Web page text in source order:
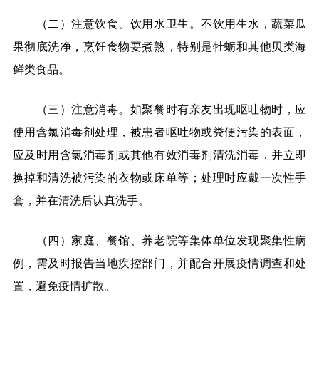
（二）注意饮食、饮用水卫生。不饮用生水，蔬菜瓜
果彻底洗净，烹饪食物要煮熟，特别是牡蛎和其他贝类海
鲜类食品。
（三）注意消毒。如聚餐时有亲友出现呕吐物时，应
使用含氯消毒剂处理，被患者呕吐物或粪便污染的表面，
应及时用含氯消毒剂或其他有效消毒剂清洗消毒，并立即
换掉和清洗被污染的衣物或床单等；处理时应戴一次性手
套，并在清洗后认真洗手。
（四）家庭、餐馆、养老院等集体单位发现聚集性病
例，需及时报告当地疾控部门，并配合开展疫情调查和处
置，避免疫情扩散。